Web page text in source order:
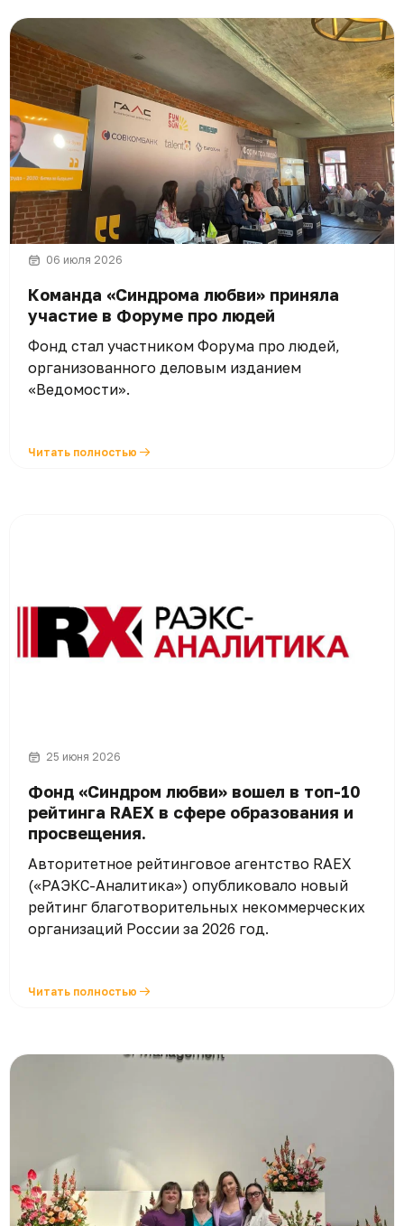
06 июля 2026
Команда «Синдрома любви» приняла
участие в Форуме про людей
Фонд стал участником Форума про людей,
организованного деловым изданием
«Ведомости».
Читать полностью
25 июня 2026
Фонд «Синдром любви» вошел в топ-10
рейтинга RAEX в сфере образования и
просвещения.
Авторитетное рейтинговое агентство RAEX
(«РАЭКС-Аналитика») опубликовало новый
рейтинг благотворительных некоммерческих
организаций России за 2026 год.
Читать полностью